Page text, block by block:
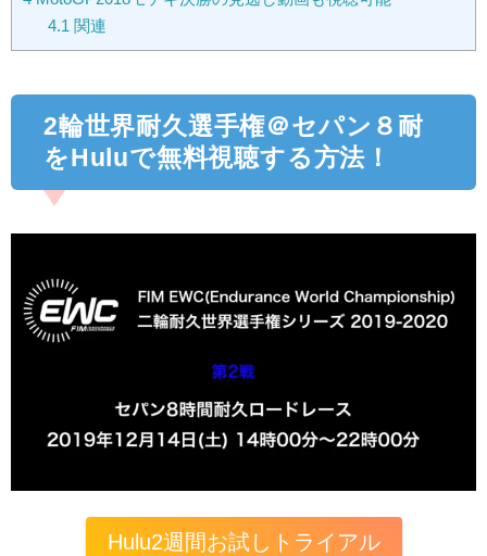
4.1 関連
2輪世界耐久選手権＠セパン８耐
をHuluで無料視聴する方法！
Hulu2週間お試しトライアル